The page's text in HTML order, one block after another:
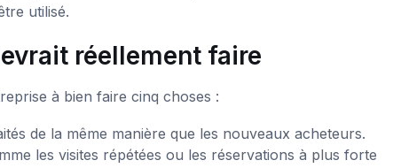
utilisé.
réellement faire
à bien faire cinq choses :
de la même manière que les nouveaux acheteurs.
les visites répétées ou les réservations à plus forte